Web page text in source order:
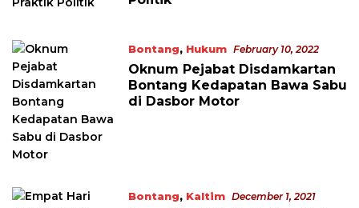
Bontang, Hukum February 10, 2022
Oknum Pejabat Disdamkartan
Bontang Kedapatan Bawa Sabu
di Dasbor Motor
Bontang, Kaltim December 1, 2021